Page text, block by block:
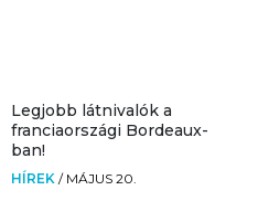
Legjobb látnivalók a
franciaországi Bordeaux-
ban!
HÍREK / MÁJUS 20.